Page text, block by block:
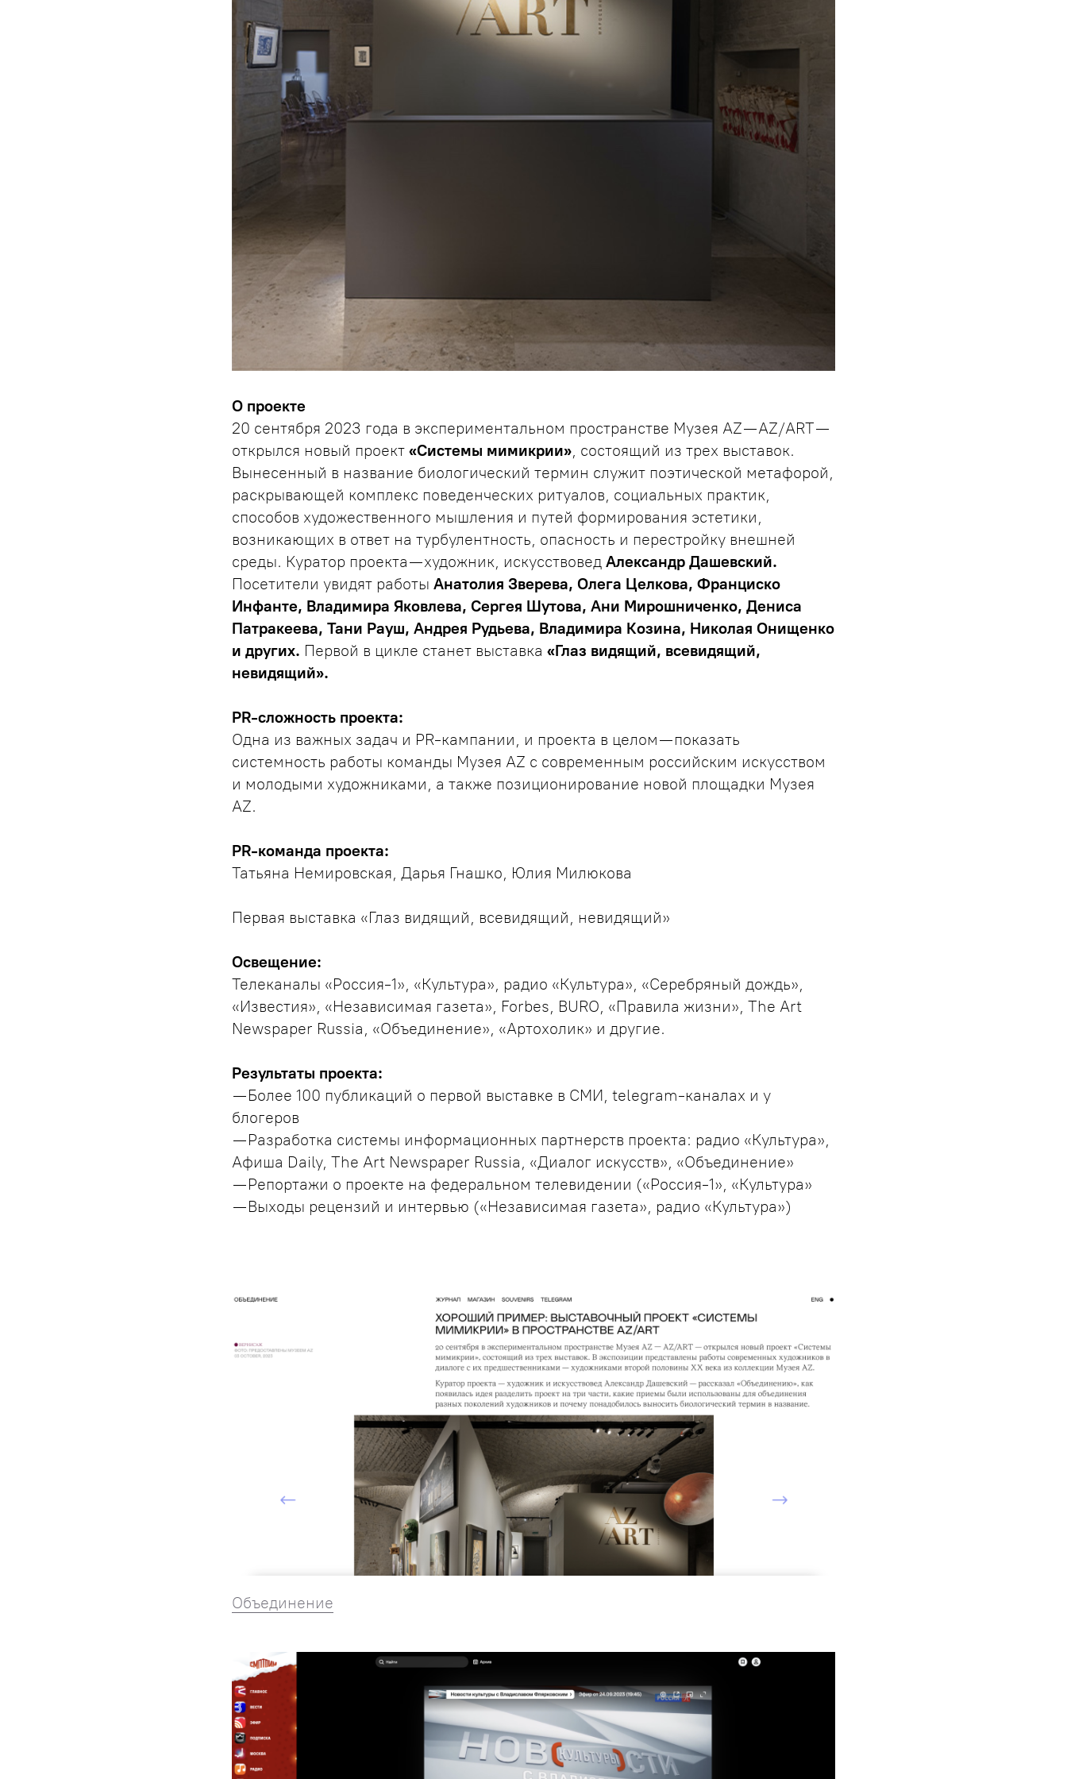
О проекте
20 сентября 2023 года в экспериментальном пространстве Музея AZ — AZ/ART —
открылся новый проект «Системы мимикрии» , состоящий из трех выставок.
Вынесенный в название биологический термин служит поэтической метафорой,
раскрывающей комплекс поведенческих ритуалов, социальных практик,
способов художественного мышления и путей формирования эстетики,
возникающих в ответ на турбулентность, опасность и перестройку внешней
среды. Куратор проекта — художник, искусствовед Александр Дашевский.
Посетители увидят работы Анатолия Зверева, Олега Целкова, Франциско
Инфанте, Владимира Яковлева, Сергея Шутова, Ани Мирошниченко, Дениса
Патракеева, Тани Рауш, Андрея Рудьева, Владимира Козина, Николая Онищенко
и других. Первой в цикле станет выставка «Глаз видящий, всевидящий,
невидящий».
PR-сложность проекта:
Одна из важных задач и PR-кампании, и проекта в целом — показать
системность работы команды Музея AZ с современным российским искусством
и молодыми художниками, а также позиционирование новой площадки Музея
AZ.
PR-команда проекта:
Татьяна Немировская, Дарья Гнашко, Юлия Милюкова
Первая выставка «Глаз видящий, всевидящий, невидящий»
Освещение:
Телеканалы «Россия-1», «Культура», радио «Культура», «Серебряный дождь»,
«Известия», «Независимая газета», Forbes, BURO, «Правила жизни», The Art
Newspaper Russia, «Объединение», «Артохолик» и другие.
Результаты проекта:
— Более 100 публикаций о первой выставке в СМИ, telegram-каналах и у
блогеров
— Разработка системы информационных партнерств проекта: радио «Культура»,
Афиша Daily, The Art Newspaper Russia, «Диалог искусств», «Объединение»
— Репортажи о проекте на федеральном телевидении («Россия-1», «Культура»
— Выходы рецензий и интервью («Независимая газета», радио «Культура»)
Объединение